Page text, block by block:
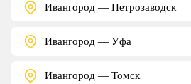
Ивангород — Петрозаводск
Ивангород — Уфа
Ивангород — Томск